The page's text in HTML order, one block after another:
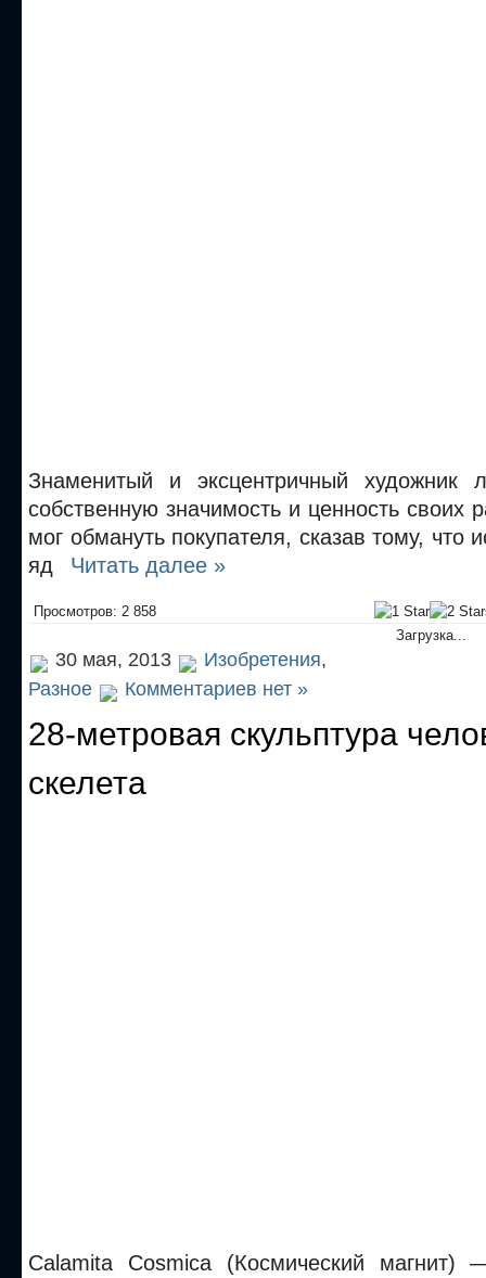
Знаменитый и эксцентричный художник
собственную значимость и ценность своих
мог обмануть покупателя, сказав тому, что
яд
Читать далее »
Просмотров: 2 858
Загрузка...
30 мая, 2013 Изобретения,
Разное
Комментариев нет »
28-метровая скульптура
скелета
Calamita Cosmica (Космический магнит)